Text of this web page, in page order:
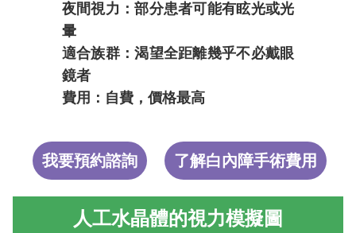
夜間視力：部分患者可能有眩光或光
暈
適合族群：渴望全距離幾乎不必戴眼
鏡者
費用：自費，價格最高
我要預約諮詢 了解白內障手術費用
人工水晶體的視力模擬圖